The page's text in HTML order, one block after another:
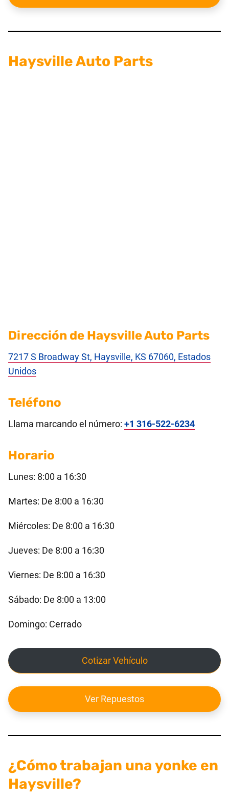
Haysville Auto Parts
Dirección de Haysville Auto Parts
7217 S Broadway St, Haysville, KS 67060, Estados
Unidos
Teléfono
Llama marcando el número: +1 316-522-6234
Horario
Lunes: 8:00 a 16:30
Martes: De 8:00 a 16:30
Miércoles: De 8:00 a 16:30
Jueves: De 8:00 a 16:30
Viernes: De 8:00 a 16:30
Sábado: De 8:00 a 13:00
Domingo: Cerrado
Cotizar Vehículo
Ver Repuestos
¿Cómo trabajan una yonke en
Haysville?